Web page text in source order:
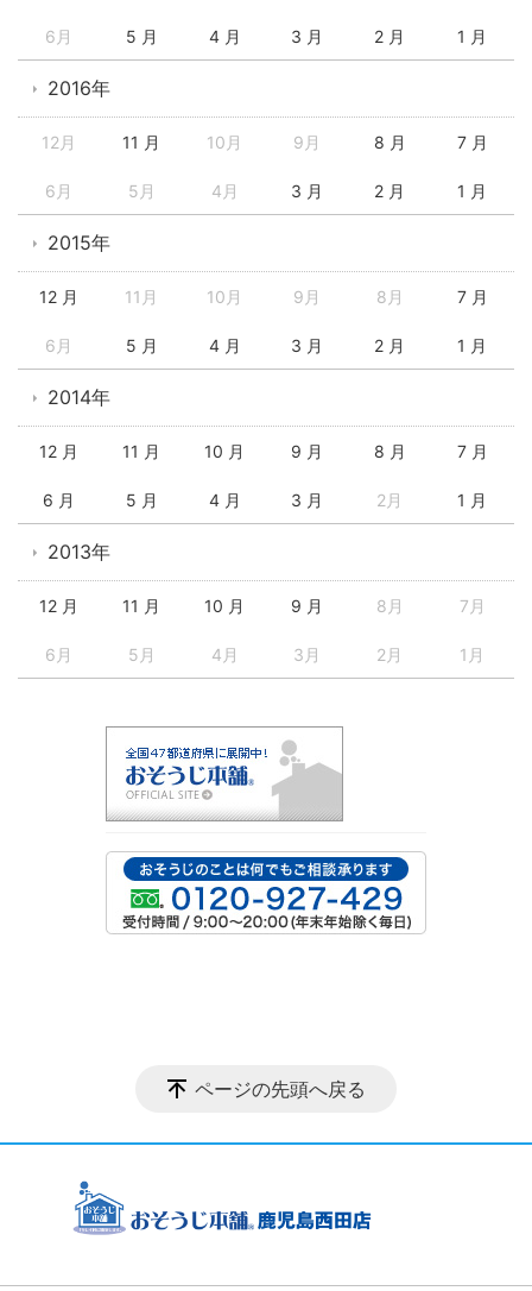
6月 5 月 4 月 3 月 2 月 1 月
2016年
12月 11 月 10月 9月 8 月 7 月
6月 5月 4月 3 月 2 月 1 月
2015年
12 月 11月 10月 9月 8月 7 月
6月 5 月 4 月 3 月 2 月 1 月
2014年
12 月 11 月 10 月 9 月 8 月 7 月
6 月 5 月 4 月 3 月 2月 1 月
2013年
12 月 11 月 10 月 9 月 8月 7月
6月 5月 4月 3月 2月 1月
ページの先頭へ戻る